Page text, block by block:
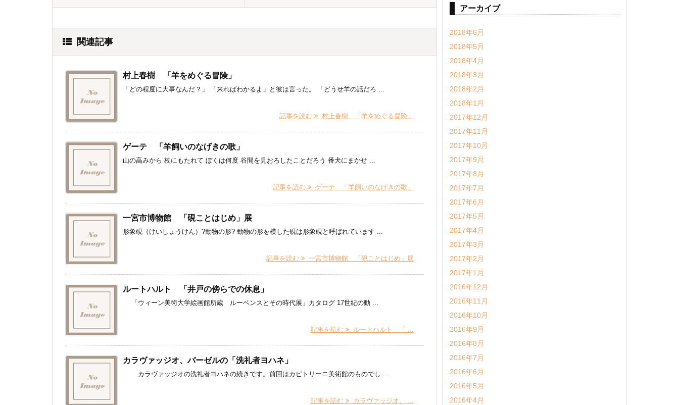
関連記事
村上春樹 「羊をめぐる冒険」
「どの程度に大事なんだ？」 「来ればわかるよ」と彼は言った。 「どうせ羊の話だろ ...
記事を読む 村上春樹 「羊をめぐる冒険」
ゲーテ 「羊飼いのなげきの歌」
山の高みから 杖にもたれて ぼくは何度 谷間を見おろしたことだろう 番犬にまかせ ...
記事を読む ゲーテ 「羊飼いのなげきの歌」
一宮市博物館 「硯ことはじめ」展
形象硯（けいしょうけん）?動物の形? 動物の形を模した硯は形象硯と呼ばれています ...
記事を読む 一宮市博物館 「硯ことはじめ」展
ルートハルト 「井戸の傍らでの休息」
「ウィーン美術大学絵画館所蔵 ルーベンスとその時代展」カタログ 17世紀の動 ...
記事を読む ルートハルト 「 ...
カラヴァッジオ、バーゼルの「洗礼者ヨハネ」
カラヴァッジオの洗礼者ヨハネの続きです。前回はカピトリーニ美術館のものでし ...
記事を読む カラヴァッジオ、 ...
アーカイブ
2018年6月
2018年5月
2018年4月
2018年3月
2018年2月
2018年1月
2017年12月
2017年11月
2017年10月
2017年9月
2017年8月
2017年7月
2017年6月
2017年5月
2017年4月
2017年3月
2017年2月
2017年1月
2016年12月
2016年11月
2016年10月
2016年9月
2016年8月
2016年7月
2016年6月
2016年5月
2016年4月